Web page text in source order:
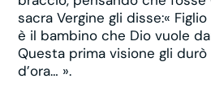
sacra Vergine gli disse:«
è il bambino che Dio vuole
Questa prima visione gli
d’ora… ».